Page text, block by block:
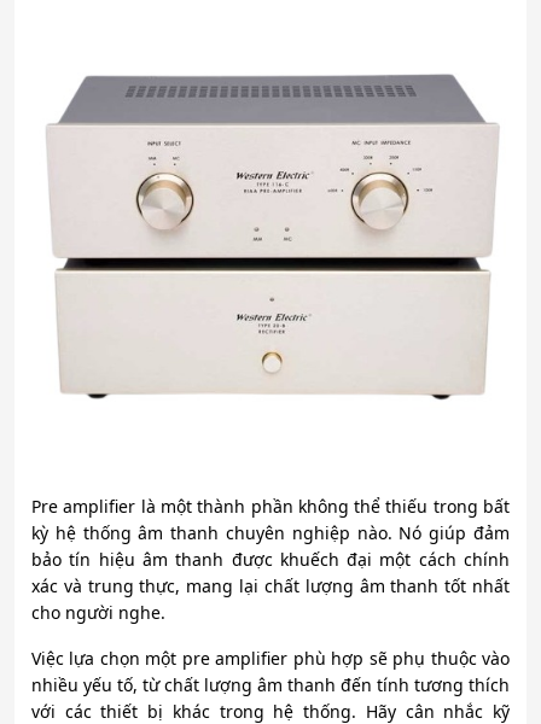
Pre amplifier là một thành phần không thể thiếu trong bất
kỳ hệ thống âm thanh chuyên nghiệp nào. Nó giúp đảm
bảo tín hiệu âm thanh được khuếch đại một cách chính
xác và trung thực, mang lại chất lượng âm thanh tốt nhất
cho người nghe.
Việc lựa chọn một pre amplifier phù hợp sẽ phụ thuộc vào
nhiều yếu tố, từ chất lượng âm thanh đến tính tương thích
với các thiết bị khác trong hệ thống. Hãy cân nhắc kỹ